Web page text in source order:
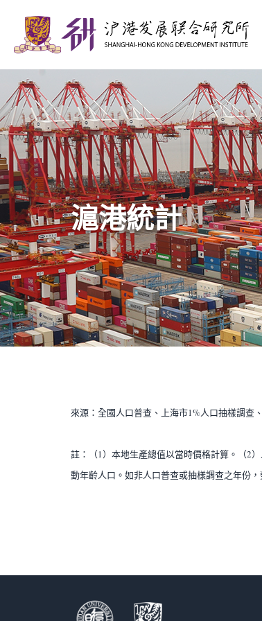
Skip
content
滬港統計
來源：全國人口普查、上海市1%人口抽樣調查
註：（1）本地生產總值以當時價格計算。（2
動年齡人口。如非人口普查或抽樣調查之年份